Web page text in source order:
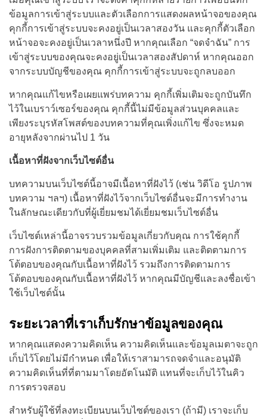
ข้อมูลการเข้าสู่ระบบและตัวเลือกการแสดงผลหน้าจอของคุณ
คุกกี้การเข้าสู่ระบบจะคงอยู่เป็นเวลาสองวัน และคุกกี้ตัวเลือก
หน้าจอจะคงอยู่เป็นเวลาหนึ่งปี หากคุณเลือก “จดจำฉัน” การ
เข้าสู่ระบบของคุณจะคงอยู่เป็นเวลาสองสัปดาห์ หากคุณออก
จากระบบบัญชีของคุณ คุกกี้การเข้าสู่ระบบจะถูกลบออก
หากคุณแก้ไขหรือเผยแพร่บทความ คุกกี้เพิ่มเติมจะถูกบันทึก
ไว้ในเบราว์เซอร์ของคุณ คุกกี้นี้ไม่มีข้อมูลส่วนบุคคลและ
เพียงระบุรหัสโพสต์ของบทความที่คุณเพิ่งแก้ไข ซึ่งจะหมด
อายุหลังจากผ่านไป 1 วัน
เนื้อหาที่ฝังจากเว็บไซต์อื่น
บทความบนเว็บไซต์นี้อาจมีเนื้อหาที่ฝังไว้ (เช่น วิดีโอ รูปภาพ
บทความ ฯลฯ) เนื้อหาที่ฝังไว้จากเว็บไซต์อื่นจะมีการทำงาน
ในลักษณะเดียวกับที่ผู้เยี่ยมชมได้เยี่ยมชมเว็บไซต์อื่น
เว็บไซต์เหล่านี้อาจรวบรวมข้อมูลเกี่ยวกับคุณ การใช้คุกกี้
การฝังการติดตามของบุคคลที่สามเพิ่มเติม และติดตามการ
โต้ตอบของคุณกับเนื้อหาที่ฝังไว้ รวมถึงการติดตามการ
โต้ตอบของคุณกับเนื้อหาที่ฝังไว้ หากคุณมีบัญชีและลงชื่อเข้า
ใช้เว็บไซต์นั้น
ระยะเวลาที่เราเก็บรักษาข้อมูลของคุณ
หากคุณแสดงความคิดเห็น ความคิดเห็นและข้อมูลเมตาจะถูก
เก็บไว้โดยไม่มีกำหนด เพื่อให้เราสามารถจดจำและอนุมัติ
ความคิดเห็นที่ที่ตามมาโดยอัตโนมัติ แทนที่จะเก็บไว้ในคิว
การตรวจสอบ
สำหรับผู้ใช้ที่ลงทะเบียนบนเว็บไซต์ของเรา (ถ้ามี) เราจะเก็บ